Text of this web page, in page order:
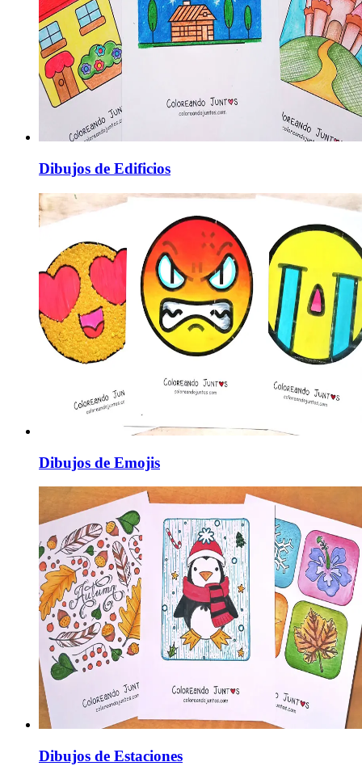
Dibujos de Edificios
Dibujos de Emojis
Dibujos de Estaciones